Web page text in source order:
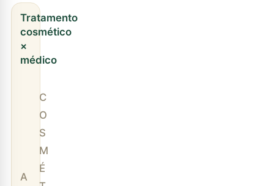
Tratamento
cosmético
×
médico
A
C
O
S
M
É